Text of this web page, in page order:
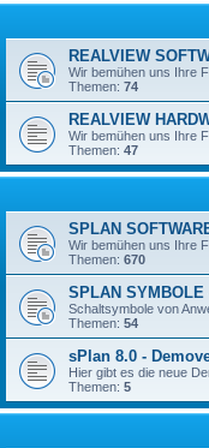
REALVIEW
Wir bemühen uns Ihre
Themen: 74
REALVIEW
Wir bemühen uns Ihre
Themen: 47
SPLAN
Wir bemühen uns Ihre
Themen: 670
SPLAN
Schaltsymbole von
Themen: 54
sPlan 8.0 -
Hier gibt es die neue
Themen: 5